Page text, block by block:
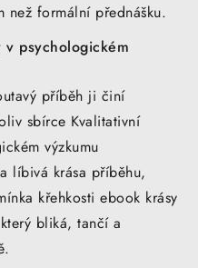
než formální přednášku.
v psychologickém
příběh ji činí
sbírce Kvalitativní
výzkumu
líbivá krása příběhu,
křehkosti ebook krásy
bliká, tančí a